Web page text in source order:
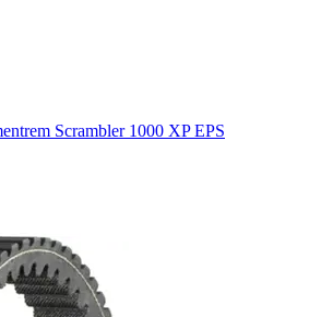
Scrambler 1000 XP EPS